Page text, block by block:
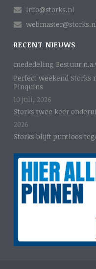
info@storks.nl
RECENT NIEUWS
mededeling Bestuur
Perfect weekend Storks
Pinquins
10 juli, 2026
Storks twee keer
2026
Storks blijft puntloos